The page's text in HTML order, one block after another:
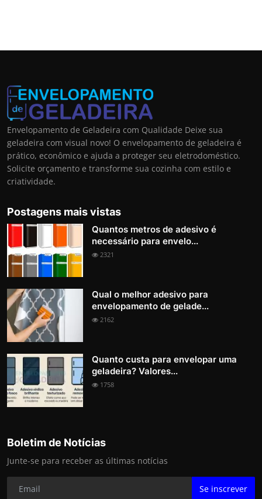
Envelopamento de Geladeira com Qualidade Deixe sua
geladeira com visual novo! O envelopamento de geladeira é
prático, econômico e ajuda a proteger seu eletrodoméstico.
Solicite orçamento e transforme sua cozinha com estilo e
criatividade.
Postagens mais vistas
Quantos metros de adesivo é
necessário para envelo...
2321
Qual o melhor adesivo para
envelopamento de gelade...
2162
Quanto custa para envelopar uma
geladeira? Valores...
1758
Boletim de Notícias
Junte-se para receber as últimas notícias
Se inscrever